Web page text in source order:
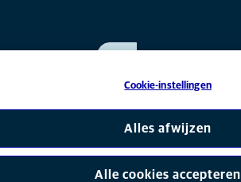
AniCura is onderdeel van Mars, Inc © 2026
Cookie-instellingen
Alles afwijzen
Alle cookies accepteren